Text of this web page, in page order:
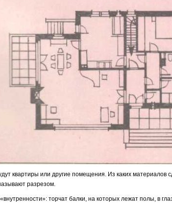
квартиры или другие по­мещения. Из каких
разрезом.
торчат балки, на которых лежат полы, в